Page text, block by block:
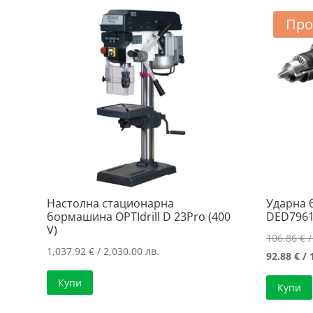
Настолна стационарна
бормашина OPTIdrill D 23Pro (400
V)
1,037.92€ / 2,030.00 лв.
Купи
Ударна
106.86€/
92.88€ /
Купи